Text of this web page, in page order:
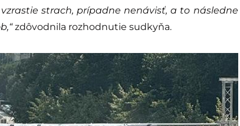
strach, prípadne nenávisť, a to následne
zdôvodnila rozhodnutie sudkyňa.